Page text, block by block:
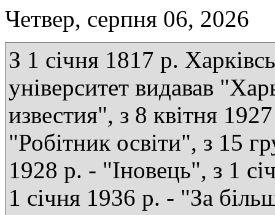
Четвер, серпня 06, 2026
З 1 січня 1817 р.
університет видавав
известия", з 8 квітня
"Робітник освіти", з 15
1928 р. - "Іновець", з 1
1 січня 1936 р. - "За